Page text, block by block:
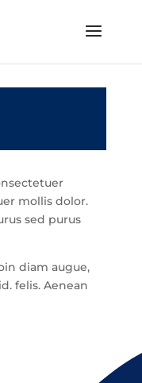
mollis dolor.
sed purus
diam augue,
felis. Aenean